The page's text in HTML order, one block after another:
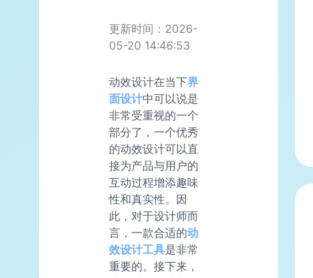
更新时间：2026-
05-20 14:46:53
动效设计在当下界
面设计中可以说是
非常受重视的一个
部分了，一个优秀
的动效设计可以直
接为产品与用户的
互动过程增添趣味
性和真实性。因
此，对于设计师而
言，一款合适的动
效设计工具是非常
重要的。接下来，